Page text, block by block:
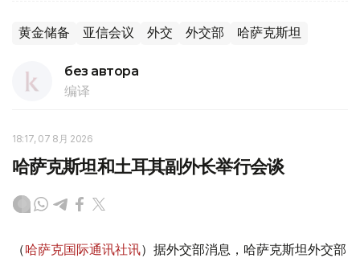
黄金储备 亚信会议 外交 外交部 哈萨克斯坦
без автора
编译
18:17, 07 8月 2026
哈萨克斯坦和土耳其副外长举行会谈
（哈萨克国际通讯社讯）据外交部消息，哈萨克斯坦外交部